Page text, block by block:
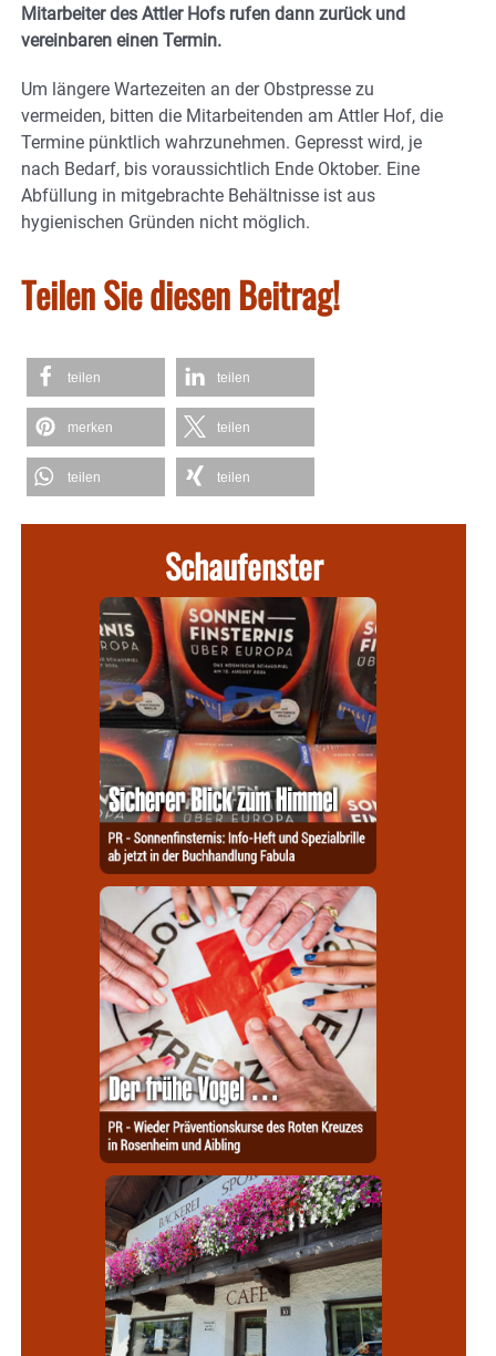
Mitarbeiter des Attler Hofs rufen dann zurück und
vereinbaren einen Termin.
Um längere Wartezeiten an der Obstpresse zu
vermeiden, bitten die Mitarbeitenden am Attler Hof, die
Termine pünktlich wahrzunehmen. Gepresst wird, je
nach Bedarf, bis voraussichtlich Ende Oktober. Eine
Abfüllung in mitgebrachte Behältnisse ist aus
hygienischen Gründen nicht möglich.
Teilen Sie diesen Beitrag!
teilen teilen
merken teilen
teilen teilen
Schaufenster